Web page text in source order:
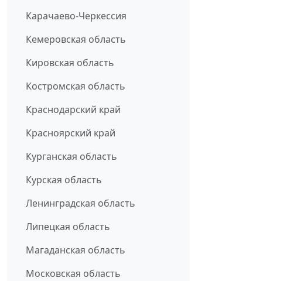
Карачаево-Черкессия
Кемеровская область
Кировская область
Костромская область
Краснодарский край
Красноярский край
Курганская область
Курская область
Ленинградская область
Липецкая область
Магаданская область
Московская область